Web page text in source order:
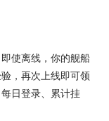
使离线，你的舰船
，再次上线即可领
日登录、累计挂